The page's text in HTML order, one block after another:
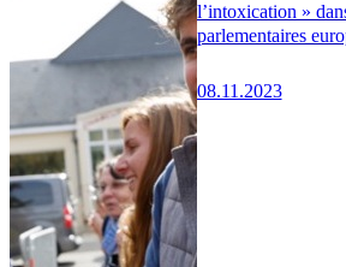
l’intoxication »
parlementaires
08.11.2023